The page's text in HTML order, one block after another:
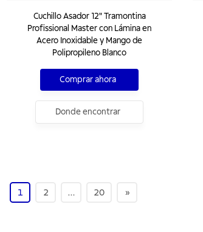
Cuchillo Asador 12" Tramontina
Profissional Master con Lámina en
Acero Inoxidable y Mango de
Polipropileno Blanco
Comprar ahora
Donde encontrar
1 2 … 20 »